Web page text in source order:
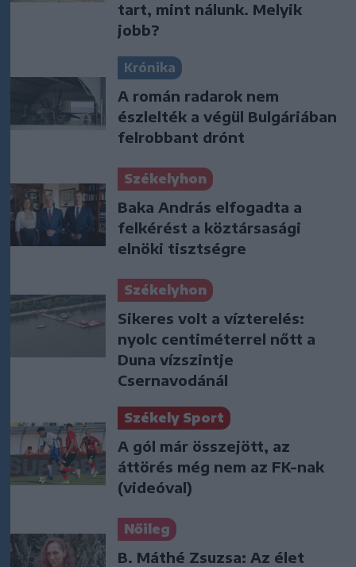
tart, mint nálunk. Melyik
jobb?
Krónika
A román radarok nem
észlelték a végül Bulgáriában
felrobbant drónt
Székelyhon
Baka András elfogadta a
felkérést a köztársasági
elnöki tisztségre
Székelyhon
Sikeres volt a vízterelés:
nyolc centiméterrel nőtt a
Duna vízszintje
Csernavodánál
Székely Sport
A gól már összejött, az
áttörés még nem az FK-nak
(videóval)
Nőileg
B. Máthé Zsuzsa: Az élet